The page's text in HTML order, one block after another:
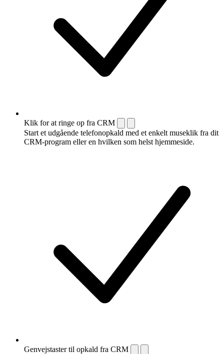
Klik for at ringe op fra CRM
Start et udgående telefonopkald med et enkelt museklik fra dit
CRM-program eller en hvilken som helst hjemmeside.
Genvejstaster til opkald fra CRM